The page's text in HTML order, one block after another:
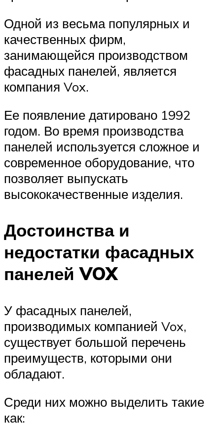
Одной из весьма популярных и
качественных фирм,
занимающейся производством
фасадных панелей, является
компания Vox.
Ее появление датировано 1992
годом. Во время производства
панелей используется сложное и
современное оборудование, что
позволяет выпускать
высококачественные изделия.
Достоинства и
недостатки фасадных
панелей VOX
У фасадных панелей,
производимых компанией Vox,
существует большой перечень
преимуществ, которыми они
обладают.
Среди них можно выделить такие
как: